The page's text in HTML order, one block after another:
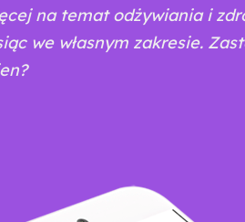
na temat odżywiania i
we własnym zakresie.